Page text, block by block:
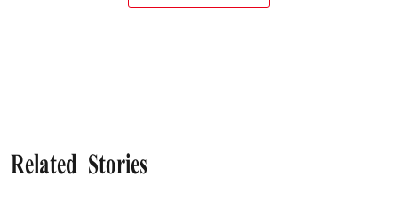
Related Stories